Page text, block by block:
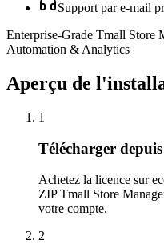
Support par e-mail
Enterprise-Grade Tmall Store
Automation & Analytics
Aperçu de
1
Télécharger
Achetez la licence sur
ZIP Tmall Store
votre compte.
2